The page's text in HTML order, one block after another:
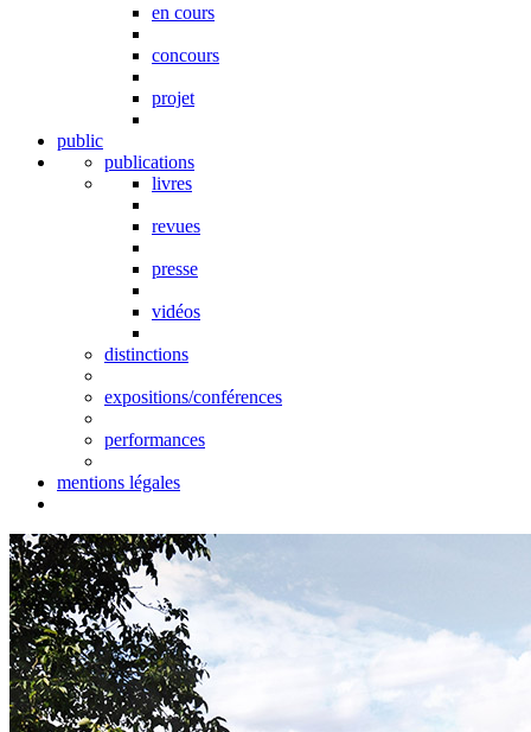
en cours
concours
projet
public
publications
livres
revues
presse
vidéos
distinctions
expositions/conférences
performances
mentions légales